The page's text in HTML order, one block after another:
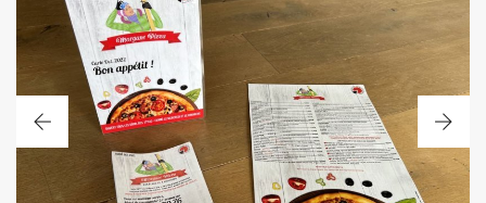
PACK PUBLICITAIRE